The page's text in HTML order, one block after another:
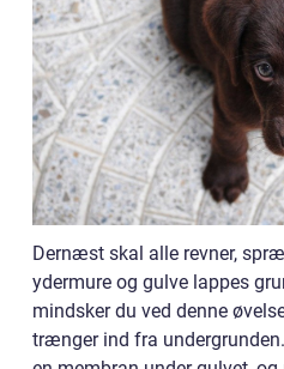
Dernæst skal alle revner,
ydermure og gulve lappes
mindsker du ved denne
trænger ind fra